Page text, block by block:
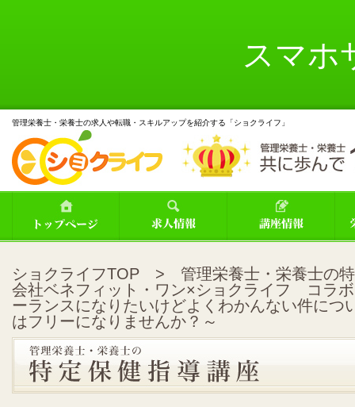
スマホ
管理栄養士・栄養士の求人や転職・スキルアップを紹介する「ショクライフ」
ショクライフTOP > 管理栄養士・栄養士の
会社ベネフィット・ワン×ショクライフ コラ
ーランスになりたいけどよくわかんない件につ
はフリーになりませんか？～